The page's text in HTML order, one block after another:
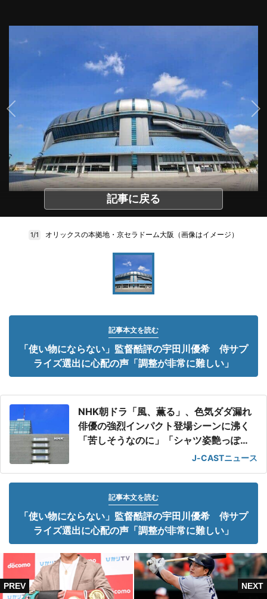
記事に戻る
1/1 オリックスの本拠地・京セラドーム大阪（画像はイメージ）
記事本文を読む
「使い物にならない」監督酷評の宇田川優希 侍サプ
ライズ選出に心配の声「調整が非常に難しい」
NHK朝ドラ「風、薫る」、色気ダダ漏れ
俳優の強烈インパクト登場シーンに沸く
「苦しそうなのに」「シャツ姿艶っぽ
J-CASTニュース
記事本文を読む
「使い物にならない」監督酷評の宇田川優希 侍サプ
ライズ選出に心配の声「調整が非常に難しい」